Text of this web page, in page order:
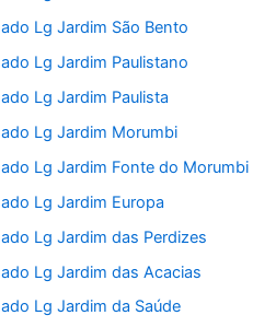
Lg Jardim São Bento
Lg Jardim Paulistano
Lg Jardim Paulista
Lg Jardim Morumbi
Lg Jardim Fonte do Morumbi
Lg Jardim Europa
Lg Jardim das Perdizes
Lg Jardim das Acacias
Lg Jardim da Saúde